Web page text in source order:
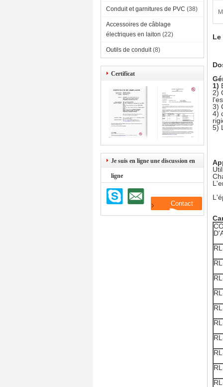
Conduit et garnitures de PVC (38)
Accessoires de câblage
électriques en laiton (22)
Outils de conduit (8)
Certificat
Je suis en ligne une discussion en
ligne
Le
1)
2)
3)
4)
5)